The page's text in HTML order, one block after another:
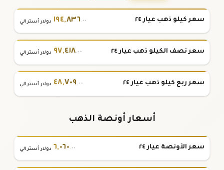
سعر كيلو ذهب عيار ٢٤ ١٩٤,٨٣٦.٠٠ دولار أسترالي
سعر نصف الكيلو ذهب عيار ٢٤ ٩٧,٤١٨.٠٠ دولار أسترالي
سعر ربع كيلو ذهب عيار ٢٤ ٤٨,٧٠٩.٠٠ دولار أسترالي
أسعار أونصة الذهب
سعر الأونصة عيار ٢٤ ٦,٠٦٠.٠٠ دولار أسترالي